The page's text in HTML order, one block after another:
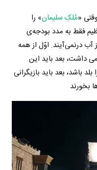
«مُلکِ سلیمان» را
فقط به ‌مدد بودجه‌ی
درنمی‌آیند. اوّل از همه
داشت، بعد باید این
باشد، بعد باید بازیگرانی
بخورند